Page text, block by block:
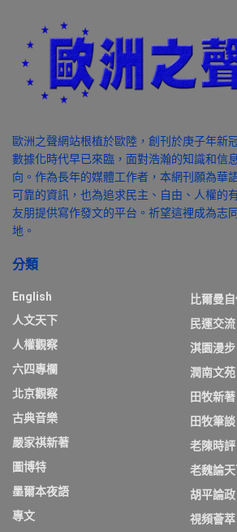
歐洲之聲網站根植於歐陸，創刊於庚子年新
數據化時代早已來臨，面對浩瀚的知識和信
向。作為長年的媒體工作者，本網刊願為華
可靠的資訊，也為追求民主、自由、人權的
友朋提供寫作發文的平台。祈望這裡成為志
地。
分類
English
人文天下
人權觀察
六四專欄
北京觀察
古典音樂
嚴家祺新著
圖博特
墨爾本夜語
專文
比爾曼
民運交流
淇園漫步
潤南文苑
田牧新著
田牧筆談
老陳時評
老魏論
胡平論政
視頻薈萃